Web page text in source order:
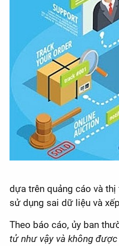
dựa trên quảng cáo và
sử dụng sai dữ liệu và
Theo báo cáo, ủy ban
tử như vậy và không